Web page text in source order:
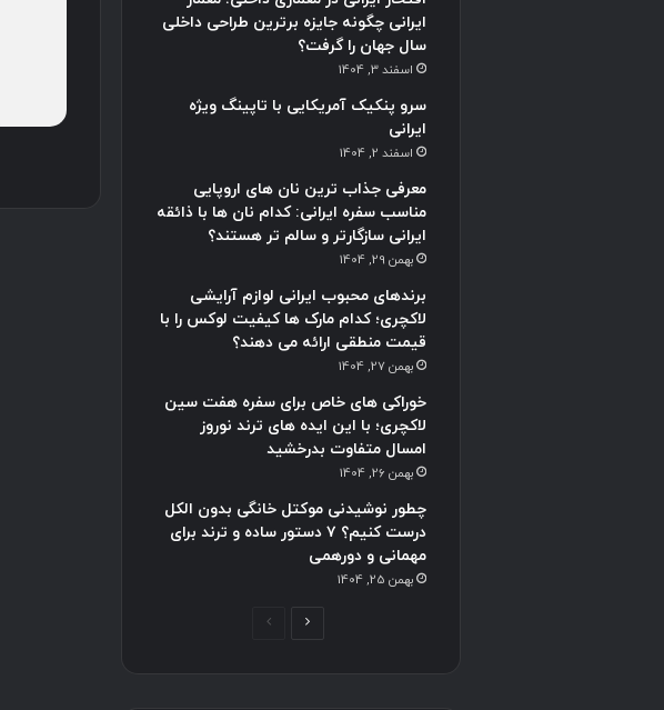
ایرانی چگونه جایزه برترین طراحی داخلی
سال جهان را گرفت؟
اسفند 3, 1404
سرو پنکیک آمریکایی با تاپینگ ویژه
ایرانی
اسفند 2, 1404
معرفی جذاب ترین نان های اروپایی
مناسب سفره ایرانی: کدام نان ها با ذائقه
ایرانی سازگارتر و سالم تر هستند؟
بهمن 29, 1404
برندهای محبوب ایرانی لوازم آرایشی
لاکچری؛ کدام مارک ها کیفیت لوکس را با
قیمت منطقی ارائه می دهند؟
بهمن 27, 1404
خوراکی های خاص برای سفره هفت سین
لاکچری؛ با این ایده های ترند نوروز
امسال متفاوت بدرخشید
بهمن 26, 1404
چطور نوشیدنی موکتل خانگی بدون الکل
درست کنیم؟ ۷ دستور ساده و ترند برای
مهمانی و دورهمی
بهمن 25, 1404